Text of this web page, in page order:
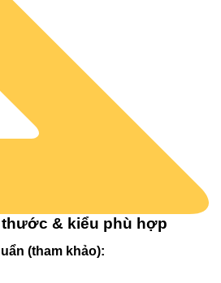
& kiểu phù hợp
(tham khảo):